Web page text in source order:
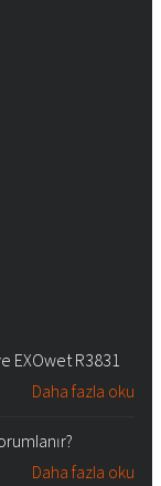
EXOwet R3831
Daha fazla oku
Daha fazla oku